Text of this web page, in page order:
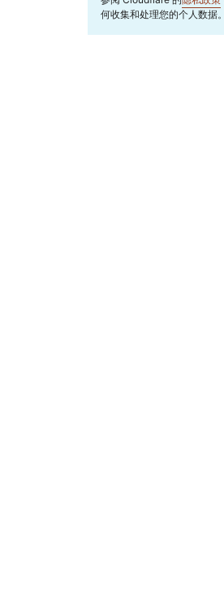
何收集和处理您的个人数据。